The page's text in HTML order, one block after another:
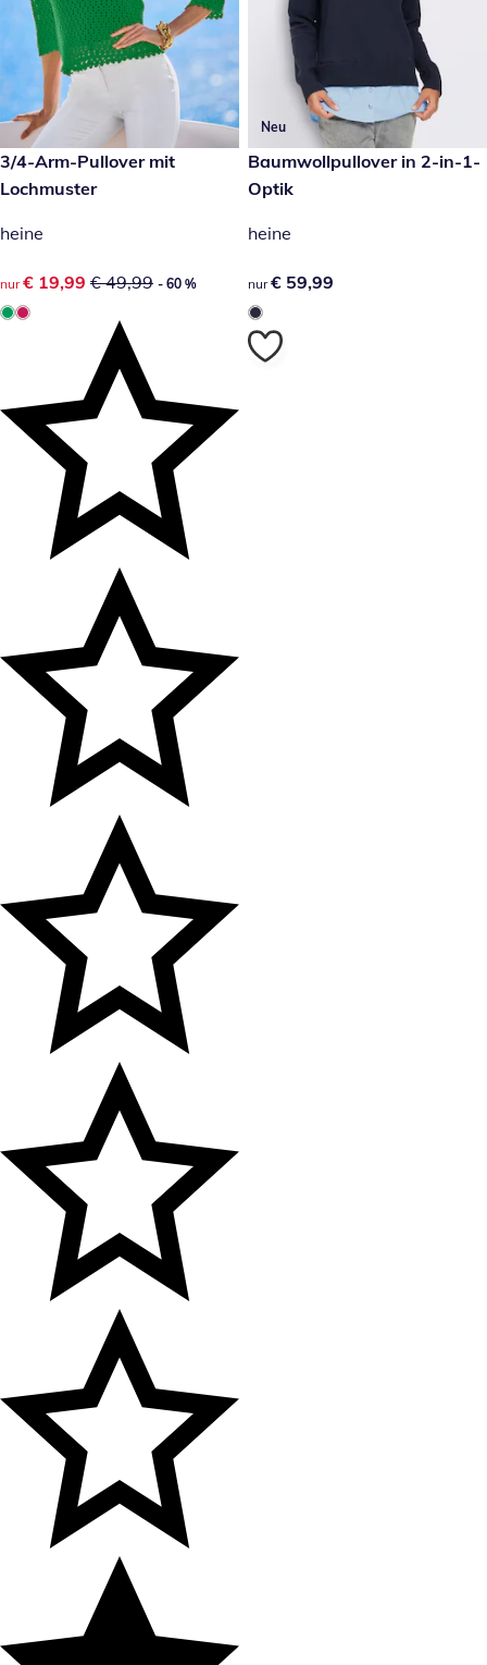
reduzierter Preis € 19,99, vorheriger Preis: € 49,99
- 60 %
3/4-Arm-Pullover mit
Lochmuster
heine
reduzierter Preis € 19,99, vorheriger Preis: € 49,99
nur € 19,99 € 49,99 - 60 %
Neu
€ 59,99
Baumwollpullover in 2-in-1-
Optik
heine
€ 59,99
nur € 59,99